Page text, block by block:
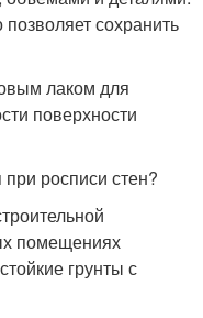
сохранить
лаком для
поверхности
росписи стен?
помещениях
грунты с